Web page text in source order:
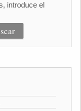
introduce el